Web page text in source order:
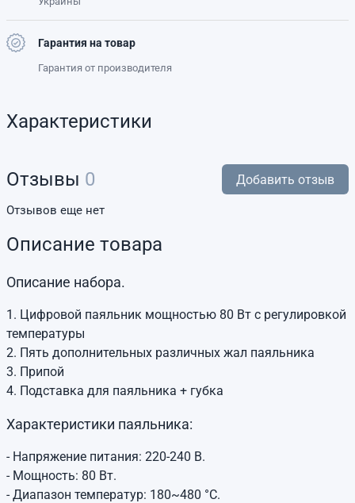
Гарантия на товар
Гарантия от производителя
Характеристики
Отзывы 0 Добавить отзыв
Отзывов еще нет
Описание товара
Описание набора.
1. Цифровой паяльник мощностью 80 Вт с регулировкой
температуры
2. Пять дополнительных различных жал паяльника
3. Припой
4. Подставка для паяльника + губка
Характеристики паяльника:
- Напряжение питания: 220-240 В.
- Мощность: 80 Вт.
- Диапазон температур: 180~480 °С.